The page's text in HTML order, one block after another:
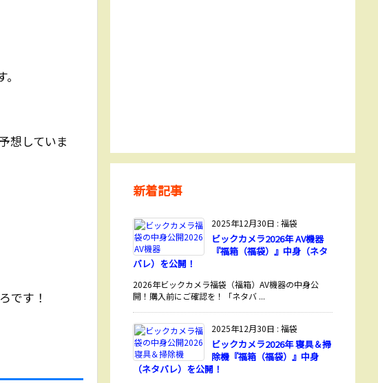
想していま
です！
新着記事
2025年12月30日 : 福袋
ビックカメラ2026年 AV機器
『福箱（福袋）』中身（ネタ
バレ）を公開！
2026年ビックカメラ福袋（福箱）AV機器の中身公
開！購入前にご確認を！「ネタバ ...
2025年12月30日 : 福袋
ビックカメラ2026年 寝具＆掃
除機『福箱（福袋）』中身
（ネタバレ）を公開！